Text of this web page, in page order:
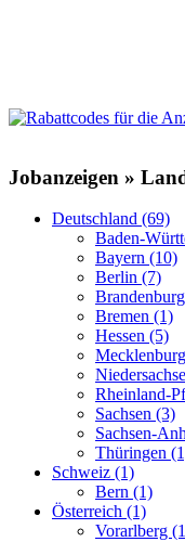
Jobanzeigen »
Deutschland (69)
Baden-
Bayern (10)
Berlin (7)
Bremen (1)
Hessen (5)
Rheinland-
Sachsen (3)
Sachsen-
Thüringen
Schweiz (1)
Bern (1)
Österreich (1)
Vorarlberg